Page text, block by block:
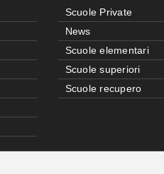
Scuole Private
News
Scuole elementari
Scuole superiori
Scuole recupero